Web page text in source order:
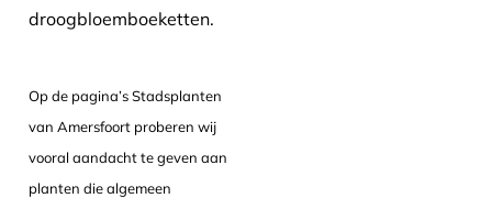
droogbloemboeketten.
Op de pagina’s Stadsplanten
van Amersfoort proberen wij
vooral aandacht te geven aan
planten die algemeen